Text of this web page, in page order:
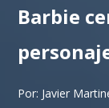
Barbie
Por: Javier